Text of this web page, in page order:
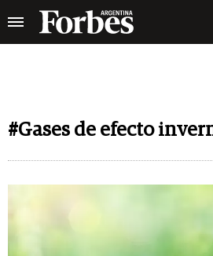
#Gases de efecto